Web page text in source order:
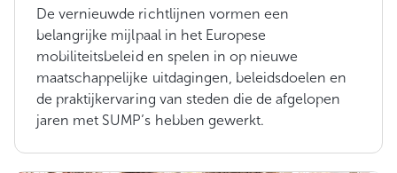
De vernieuwde richtlijnen vormen een
belangrijke mijlpaal in het Europese
mobiliteitsbeleid en spelen in op nieuwe
maatschappelijke uitdagingen, beleidsdoelen en
de praktijkervaring van steden die de afgelopen
jaren met SUMP’s hebben gewerkt.